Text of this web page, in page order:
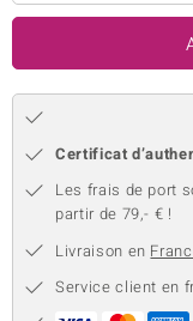
Certificat
Les frais de port
partir de 79,- € !
Livraison en
Service client en